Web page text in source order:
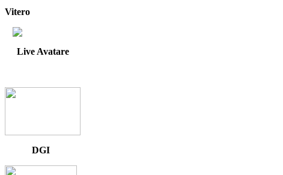
Vitero
Live Avatare
DGI